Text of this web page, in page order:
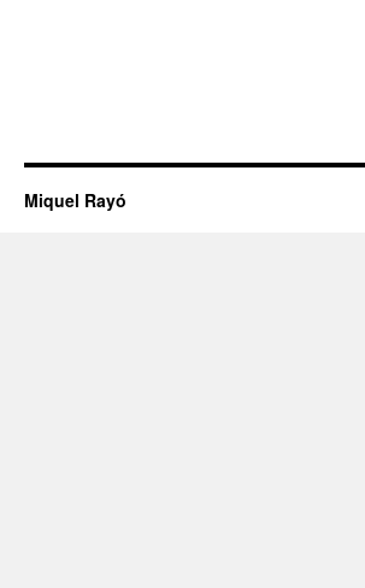
Miquel Rayó